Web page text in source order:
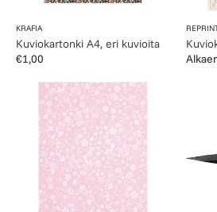
Myyjä:
KRAFIA
Kuviokartonki A4, eri kuvioita
Normaalihinta
€1,00
Myyjä:
Kuviopaperi
värejä